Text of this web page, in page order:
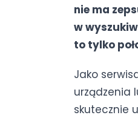
nie ma
w
to tylko
Jako
urządzenia
skutecznie